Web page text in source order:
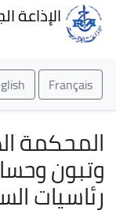
الإذاعة
Français
المحكمة
وتبون
رئاسيات